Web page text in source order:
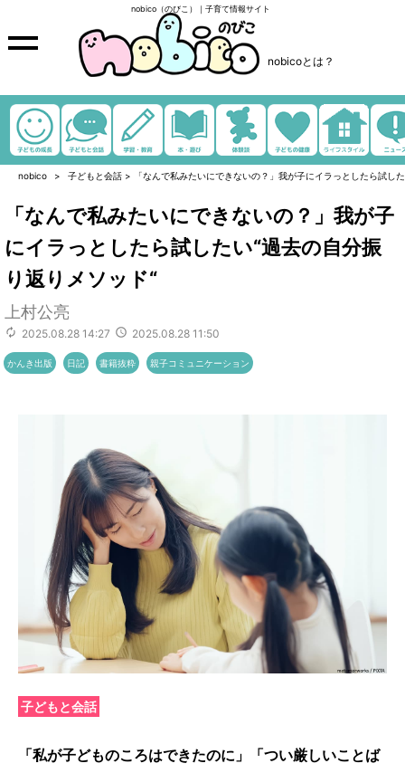
nobico（のびこ）｜子育て情報サイト
nobicoとは？
nobico 子どもと会話 > 「なんで私みたいにできないの？」我が子にイラっとしたら試し
「なんで私みたいにできないの？」我が子
にイラっとしたら試したい“過去の自分振
り返りメソッド“
上村公亮
2025.08.28 14:27 2025.08.28 11:50
かんき出版 日記 書籍抜粋 親子コミュニケーション
子どもと会話
「私が子どものころはできたのに」「つい厳しいことば